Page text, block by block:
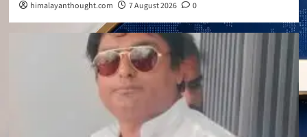
himalayanthought.com 7 August 2026 0